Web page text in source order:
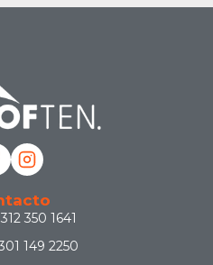
350 1641
149 2250